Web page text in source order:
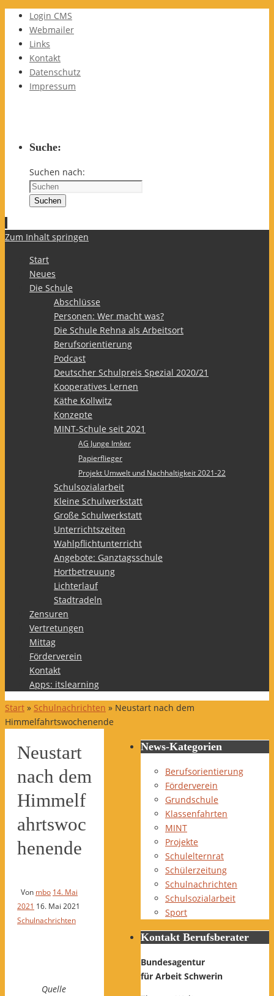
Login CMS
Webmailer
Links
Kontakt
Datenschutz
Impressum
Suche:
Suchen nach:
Suchen
Zum Inhalt springen
Start
Neues
Die Schule
Abschlüsse
Personen: Wer macht was?
Die Schule Rehna als Arbeitsort
Berufsorientierung
Podcast
Deutscher Schulpreis Spezial 2020/21
Kooperatives Lernen
Käthe Kollwitz
Konzepte
MINT-Schule seit 2021
AG Junge Imker
Papierflieger
Projekt Umwelt und Nachhaltigkeit 2021-22
Schulsozialarbeit
Kleine Schulwerkstatt
Große Schulwerkstatt
Unterrichtszeiten
Wahlpflichtunterricht
Angebote: Ganztagsschule
Hortbetreuung
Lichterlauf
Stadtradeln
Zensuren
Vertretungen
Mittag
Förderverein
Kontakt
Apps: itslearning
Start » Schulnachrichten » Neustart nach dem
Himmelfahrtswochenende
Neustart
nach dem
Himmelf
ahrtswoc
henende
Von mbo 14. Mai
2021 16. Mai 2021
Schulnachrichten
Quelle
News-Kategorien
Berufsorientierung
Förderverein
Grundschule
Klassenfahrten
MINT
Projekte
Schulelternrat
Schülerzeitung
Schulnachrichten
Schulsozialarbeit
Sport
Kontakt Berufsberater
Bundesagentur
für Arbeit Schwerin